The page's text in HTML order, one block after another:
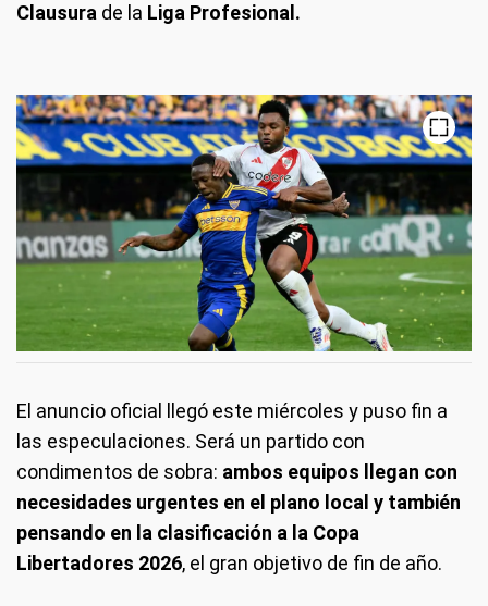
Clausura de la Liga Profesional.
El anuncio oficial llegó este miércoles y puso fin a
las especulaciones. Será un partido con
condimentos de sobra: ambos equipos llegan con
necesidades urgentes en el plano local y también
pensando en la clasificación a la Copa
Libertadores 2026, el gran objetivo de fin de año.